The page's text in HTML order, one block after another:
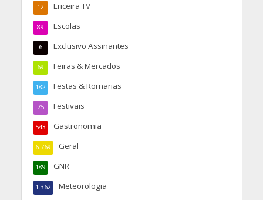
Ericeira TV
12
Escolas
89
Exclusivo Assinantes
6
Feiras & Mercados
69
Festas & Romarias
182
Festivais
75
Gastronomia
543
Geral
6.769
GNR
189
Meteorologia
1.362